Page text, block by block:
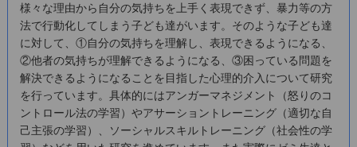
様々な理由から自分の気持ちを上手く表現できず、暴力等の方
法で行動化してしまう子ども達がいます。そのような子ども達
に対して、①自分の気持ちを理解し、表現できるようになる、
②他者の気持ちが理解できるようになる、③困っている問題を
解決できるようになることを目指した心理的介入について研究
を行っています。具体的にはアンガーマネジメント（怒りのコ
ントロール法の学習）やアサーショントレーニング（適切な自
己主張の学習）、ソーシャルスキルトレーニング（社会性の学